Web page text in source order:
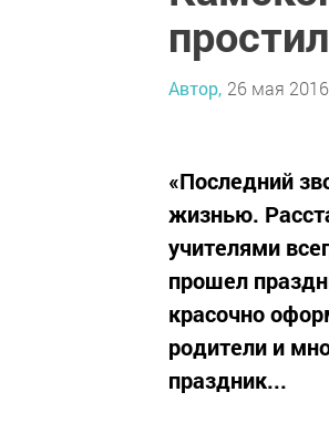
Автор, 26 мая
«Последний
жизнью.
учителями
прошел
красочно
родители и
праздник...